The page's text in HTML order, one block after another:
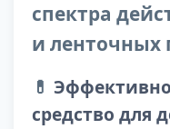
спектра
и ленточных
💊
средство для